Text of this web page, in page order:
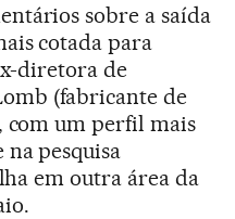
sobre a saída
cotada para
diretora de
(fabricante de
com um perfil mais
pesquisa
em outra área da